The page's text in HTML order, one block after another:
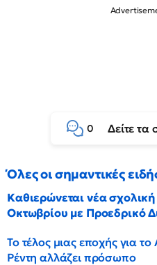
0 Δείτε τα
Όλες οι σημαντικές
Καθιερώνεται νέα σχολική
Οκτωβρίου με Προεδρικό
Το τέλος μιας εποχής για
Ρέντη αλλάζει πρόσωπο